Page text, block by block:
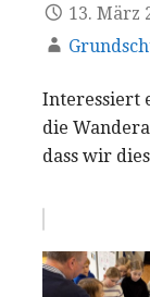
13. März
Interessiert
die
dass wir